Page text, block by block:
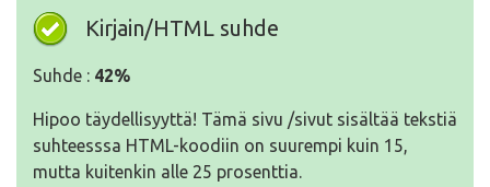
Kirjain/HTML suhde
Suhde : 42%
Hipoo täydellisyyttä! Tämä sivu /sivut sisältää tekstiä
suhteesssa HTML-koodiin on suurempi kuin 15,
mutta kuitenkin alle 25 prosenttia.